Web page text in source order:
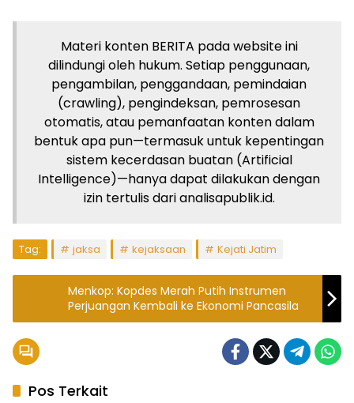
Materi konten BERITA pada website ini
dilindungi oleh hukum. Setiap penggunaan,
pengambilan, penggandaan, pemindaian
(crawling), pengindeksan, pemrosesan
otomatis, atau pemanfaatan konten dalam
bentuk apa pun—termasuk untuk kepentingan
sistem kecerdasan buatan (Artificial
Intelligence)—hanya dapat dilakukan dengan
izin tertulis dari analisapublik.id.
Tag: jaksa kejaksaan Kejati Jatim
Menkop: Kopdes Merah Putih Instrumen
Perjuangan Kembali ke Ekonomi Pancasila
Pos Terkait